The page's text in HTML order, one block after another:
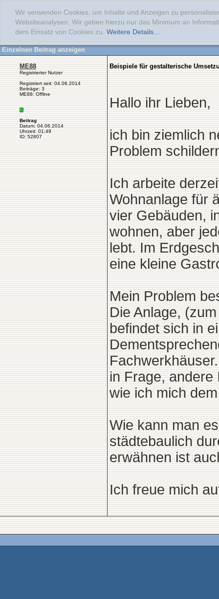
Wir verwenden Cookies, um Inhalte und Anzeigen zu
Websiteanalysen. Wir geben hierzu nur das Minimum an
dem Einsatz von Cookies zu. Weitere Details...
Einzelnen Beitrag anzeigen
ME88
Registrierter Nutzer
Registriert seit: 04.06.2014
Beiträge: 3
ME88: Offline
Beitrag
Datum: 04.06.2014
Uhrzeit: 01:49
ID: 52807
Beispiele für gestalterische
Hallo ihr Lieben,
ich bin ziemlich
Problem
Ich arbeite
Wohnanlage für
vier Gebäuden,
wohnen, aber
lebt. Im
eine kleine
Mein Problem
Die Anlage,
befindet sich in
in Frage, andere
wie ich mich
Wie kann man
städtebaulich
erwähnen ist
Ich freue mich